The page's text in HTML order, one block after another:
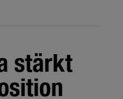
stärkt